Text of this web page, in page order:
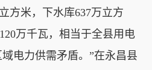
米，下水库637万立方
万千瓦，相当于全县用电
电力供需矛盾。”在永昌县